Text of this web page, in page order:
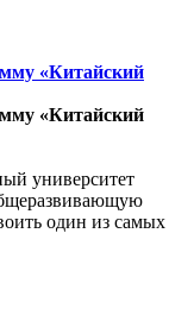
«Китайский
«Китайский
университет
один из самых